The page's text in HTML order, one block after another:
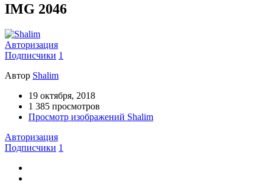
IMG 2046
Авторизация
Подписчики 1
Автор Shalim
19 октября, 2018
1 385 просмотров
Просмотр изображений Shalim
Авторизация
Подписчики 1